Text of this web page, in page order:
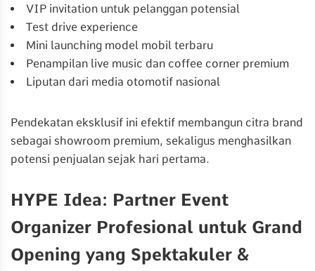
VIP invitation untuk pelanggan potensial
Test drive experience
Mini launching model mobil terbaru
Penampilan live music dan coffee corner premium
Liputan dari media otomotif nasional
Pendekatan eksklusif ini efektif membangun citra brand
sebagai showroom premium, sekaligus menghasilkan
potensi penjualan sejak hari pertama.
HYPE Idea: Partner Event
Organizer Profesional untuk Grand
Opening yang Spektakuler &